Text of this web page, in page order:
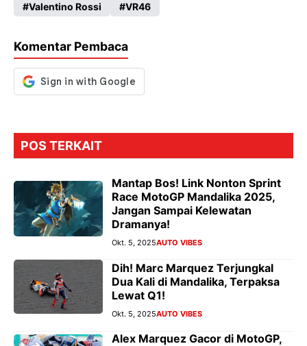
o
k
A
p
a
n
er
Valentino Rossi
VR46
Komentar Pembaca
POS TERKAIT
Mantap Bos! Link Nonton Sprint
Race MotoGP Mandalika 2025,
Jangan Sampai Kelewatan
Dramanya!
Okt. 5, 2025AUTO VIBES
Dih! Marc Marquez Terjungkal
Dua Kali di Mandalika, Terpaksa
Lewat Q1!
Okt. 5, 2025AUTO VIBES
Alex Marquez Gacor di MotoGP,